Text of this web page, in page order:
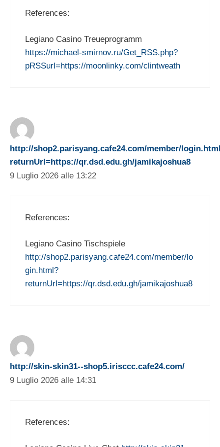
References:
Legiano Casino Treueprogramm
https://michael-smirnov.ru/Get_RSS.php?
pRSSurl=https://moonlinky.com/clintweath
http://shop2.parisyang.cafe24.com/member/
returnUrl=https://qr.dsd.edu.gh/jamikajoshua8
9 Luglio 2026 alle 13:22
References:
Legiano Casino Tischspiele
http://shop2.parisyang.cafe24.com/member/lo
gin.html?
returnUrl=https://qr.dsd.edu.gh/jamikajoshua8
http://skin-skin31--shop5.irisccc.cafe24.com/
9 Luglio 2026 alle 14:31
References: